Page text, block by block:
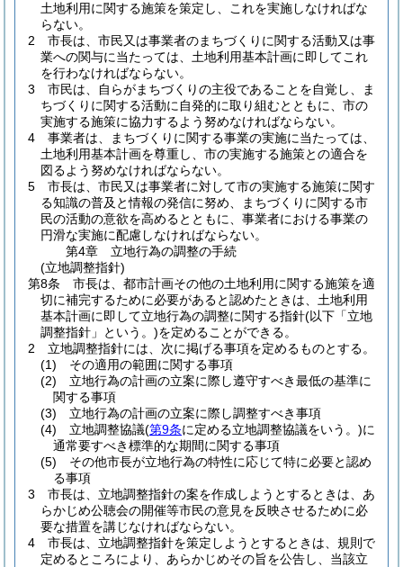
土地利用に関する施策を策定し、これを実施しなければな
らない。
2
市長は、市民又は事業者のまちづくりに関する活動又は事
業への関与に当たっては、土地利用基本計画に即してこれ
を行わなければならない。
3
市民は、自らがまちづくりの主役であることを自覚し、ま
ちづくりに関する活動に自発的に取り組むとともに、市の
実施する施策に協力するよう努めなければならない。
4
事業者は、まちづくりに関する事業の実施に当たっては、
土地利用基本計画を尊重し、市の実施する施策との適合を
図るよう努めなければならない。
5
市長は、市民又は事業者に対して市の実施する施策に関す
る知識の普及と情報の発信に努め、まちづくりに関する市
民の活動の意欲を高めるとともに、事業者における事業の
円滑な実施に配慮しなければならない。
第4章
立地行為の調整の手続
(立地調整指針)
第8条
市長は、都市計画その他の土地利用に関する施策を適
切に補完するために必要があると認めたときは、土地利用
基本計画に即して立地行為の調整に関する指針(以下「立地
調整指針」という。)を定めることができる。
2
立地調整指針には、次に掲げる事項を定めるものとする。
(1)
その適用の範囲に関する事項
(2)
立地行為の計画の立案に際し遵守すべき最低の基準に
関する事項
(3)
立地行為の計画の立案に際し調整すべき事項
(4)
立地調整協議(第9条に定める立地調整協議をいう。)に
通常要すべき標準的な期間に関する事項
(5)
その他市長が立地行為の特性に応じて特に必要と認め
る事項
3
市長は、立地調整指針の案を作成しようとするときは、あ
らかじめ公聴会の開催等市民の意見を反映させるために必
要な措置を講じなければならない。
4
市長は、立地調整指針を策定しようとするときは、規則で
定めるところにより、あらかじめその旨を公告し、当該立